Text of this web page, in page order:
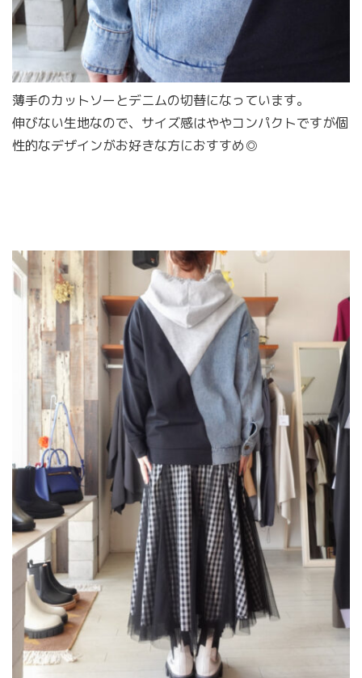
薄手のカットソーとデニムの切替になっています。
伸びない生地なので、サイズ感はややコンパクトですが個
性的なデザインがお好きな方におすすめ◎